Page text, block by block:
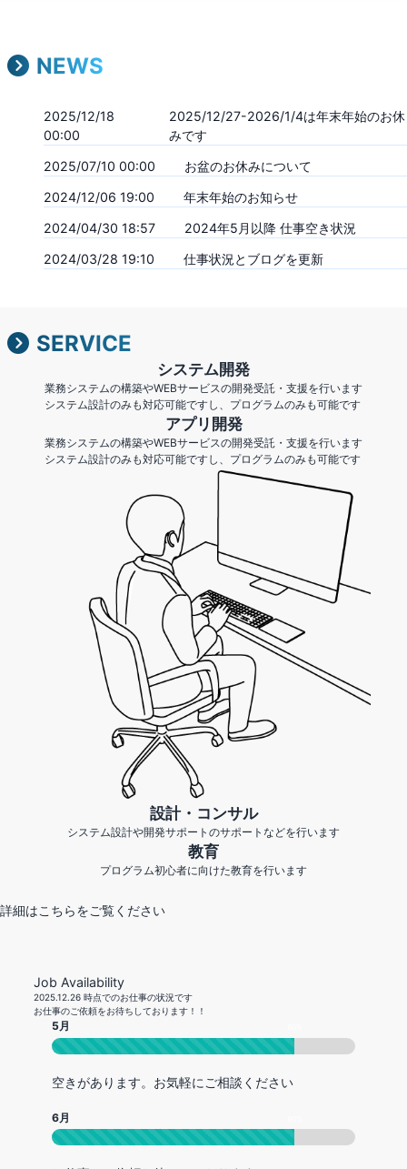
NEWS
2025/12/18
00:00
2025/12/27-2026/1/4は年末年始のお休
みです
2025/07/10 00:00
お盆のお休みについて
2024/12/06 19:00
年末年始のお知らせ
2024/04/30 18:57
2024年5月以降 仕事空き状況
2024/03/28 19:10
仕事状況とブログを更新
SERVICE
システム開発
業務システムの構築やWEBサービスの開発受託・支援を行います
システム設計のみも対応可能ですし、プログラムのみも可能です
アプリ開発
業務システムの構築やWEBサービスの開発受託・支援を行います
システム設計のみも対応可能ですし、プログラムのみも可能です
設計・コンサル
システム設計や開発サポートのサポートなどを行います
教育
プログラム初心者に向けた教育を行います
詳細はこちらをご覧ください
Job Availability
2025.12.26 時点でのお仕事の状況です
お仕事のご依頼をお待ちしております！！
5月
空きがあります。お気軽にご相談ください
6月